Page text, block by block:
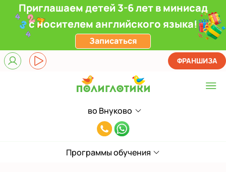
Приглашаем детей 3-6 лет в минисад
с носителем английского языка!
Записаться
во Внуково
Выберите центр
Верхние Лихоборы
ЖК Прокшино
8(991)949-
55
ФРАНШИЗА
Программы обучения